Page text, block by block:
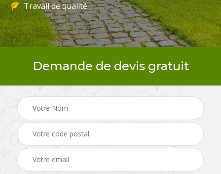
Travail de qualité
Demande de devis gratuit